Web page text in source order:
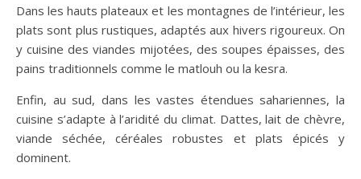
Dans les hauts plateaux et les montagnes de l’intérieur, les
plats sont plus rustiques, adaptés aux hivers rigoureux. On
y cuisine des viandes mijotées, des soupes épaisses, des
pains traditionnels comme le matlouh ou la kesra.
Enfin, au sud, dans les vastes étendues sahariennes, la
cuisine s’adapte à l’aridité du climat. Dattes, lait de chèvre,
viande séchée, céréales robustes et plats épicés y
dominent.